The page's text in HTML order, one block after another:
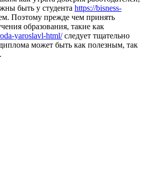
быть у студента https://bisness-
Поэтому прежде чем принять
образования, такие как
yaroslavl-html/следует тщательно
может быть как полезным, так